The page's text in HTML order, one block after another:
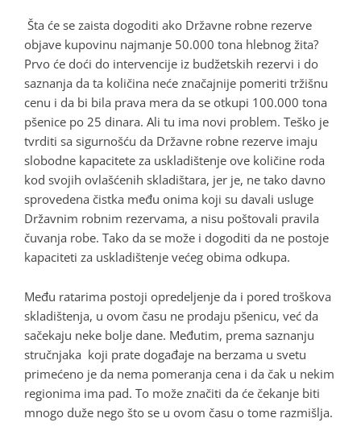
Šta će se zaista dogoditi ako Državne robne rezerve
objave kupovinu najmanje 50.000 tona hlebnog žita?
Prvo će doći do intervencije iz budžetskih rezervi i do
saznanja da ta količina neće značajnije pomeriti tržišnu
cenu i da bi bila prava mera da se otkupi 100.000 tona
pšenice po 25 dinara. Ali tu ima novi problem. Teško je
tvrditi sa sigurnošću da Državne robne rezerve imaju
slobodne kapacitete za uskladištenje ove količine roda
kod svojih ovlašćenih skladištara, jer je, ne tako davno
sprovedena čistka među onima koji su davali usluge
Državnim robnim rezervama, a nisu poštovali pravila
čuvanja robe. Tako da se može i dogoditi da ne postoje
kapaciteti za uskladištenje većeg obima odkupa.
Među ratarima postoji opredeljenje da i pored troškova
skladištenja, u ovom času ne prodaju pšenicu, već da
sačekaju neke bolje dane. Međutim, prema saznanju
stručnjaka koji prate događaje na berzama u svetu
primećeno je da nema pomeranja cena i da čak u nekim
regionima ima pad. To može značiti da će čekanje biti
mnogo duže nego što se u ovom času o tome razmišlja.